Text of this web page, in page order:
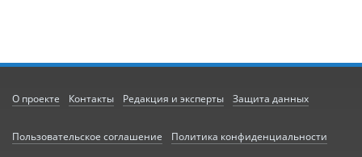
О проекте Контакты Редакция и эксперты Защита данных
Пользовательское соглашение Политика конфиденциальности